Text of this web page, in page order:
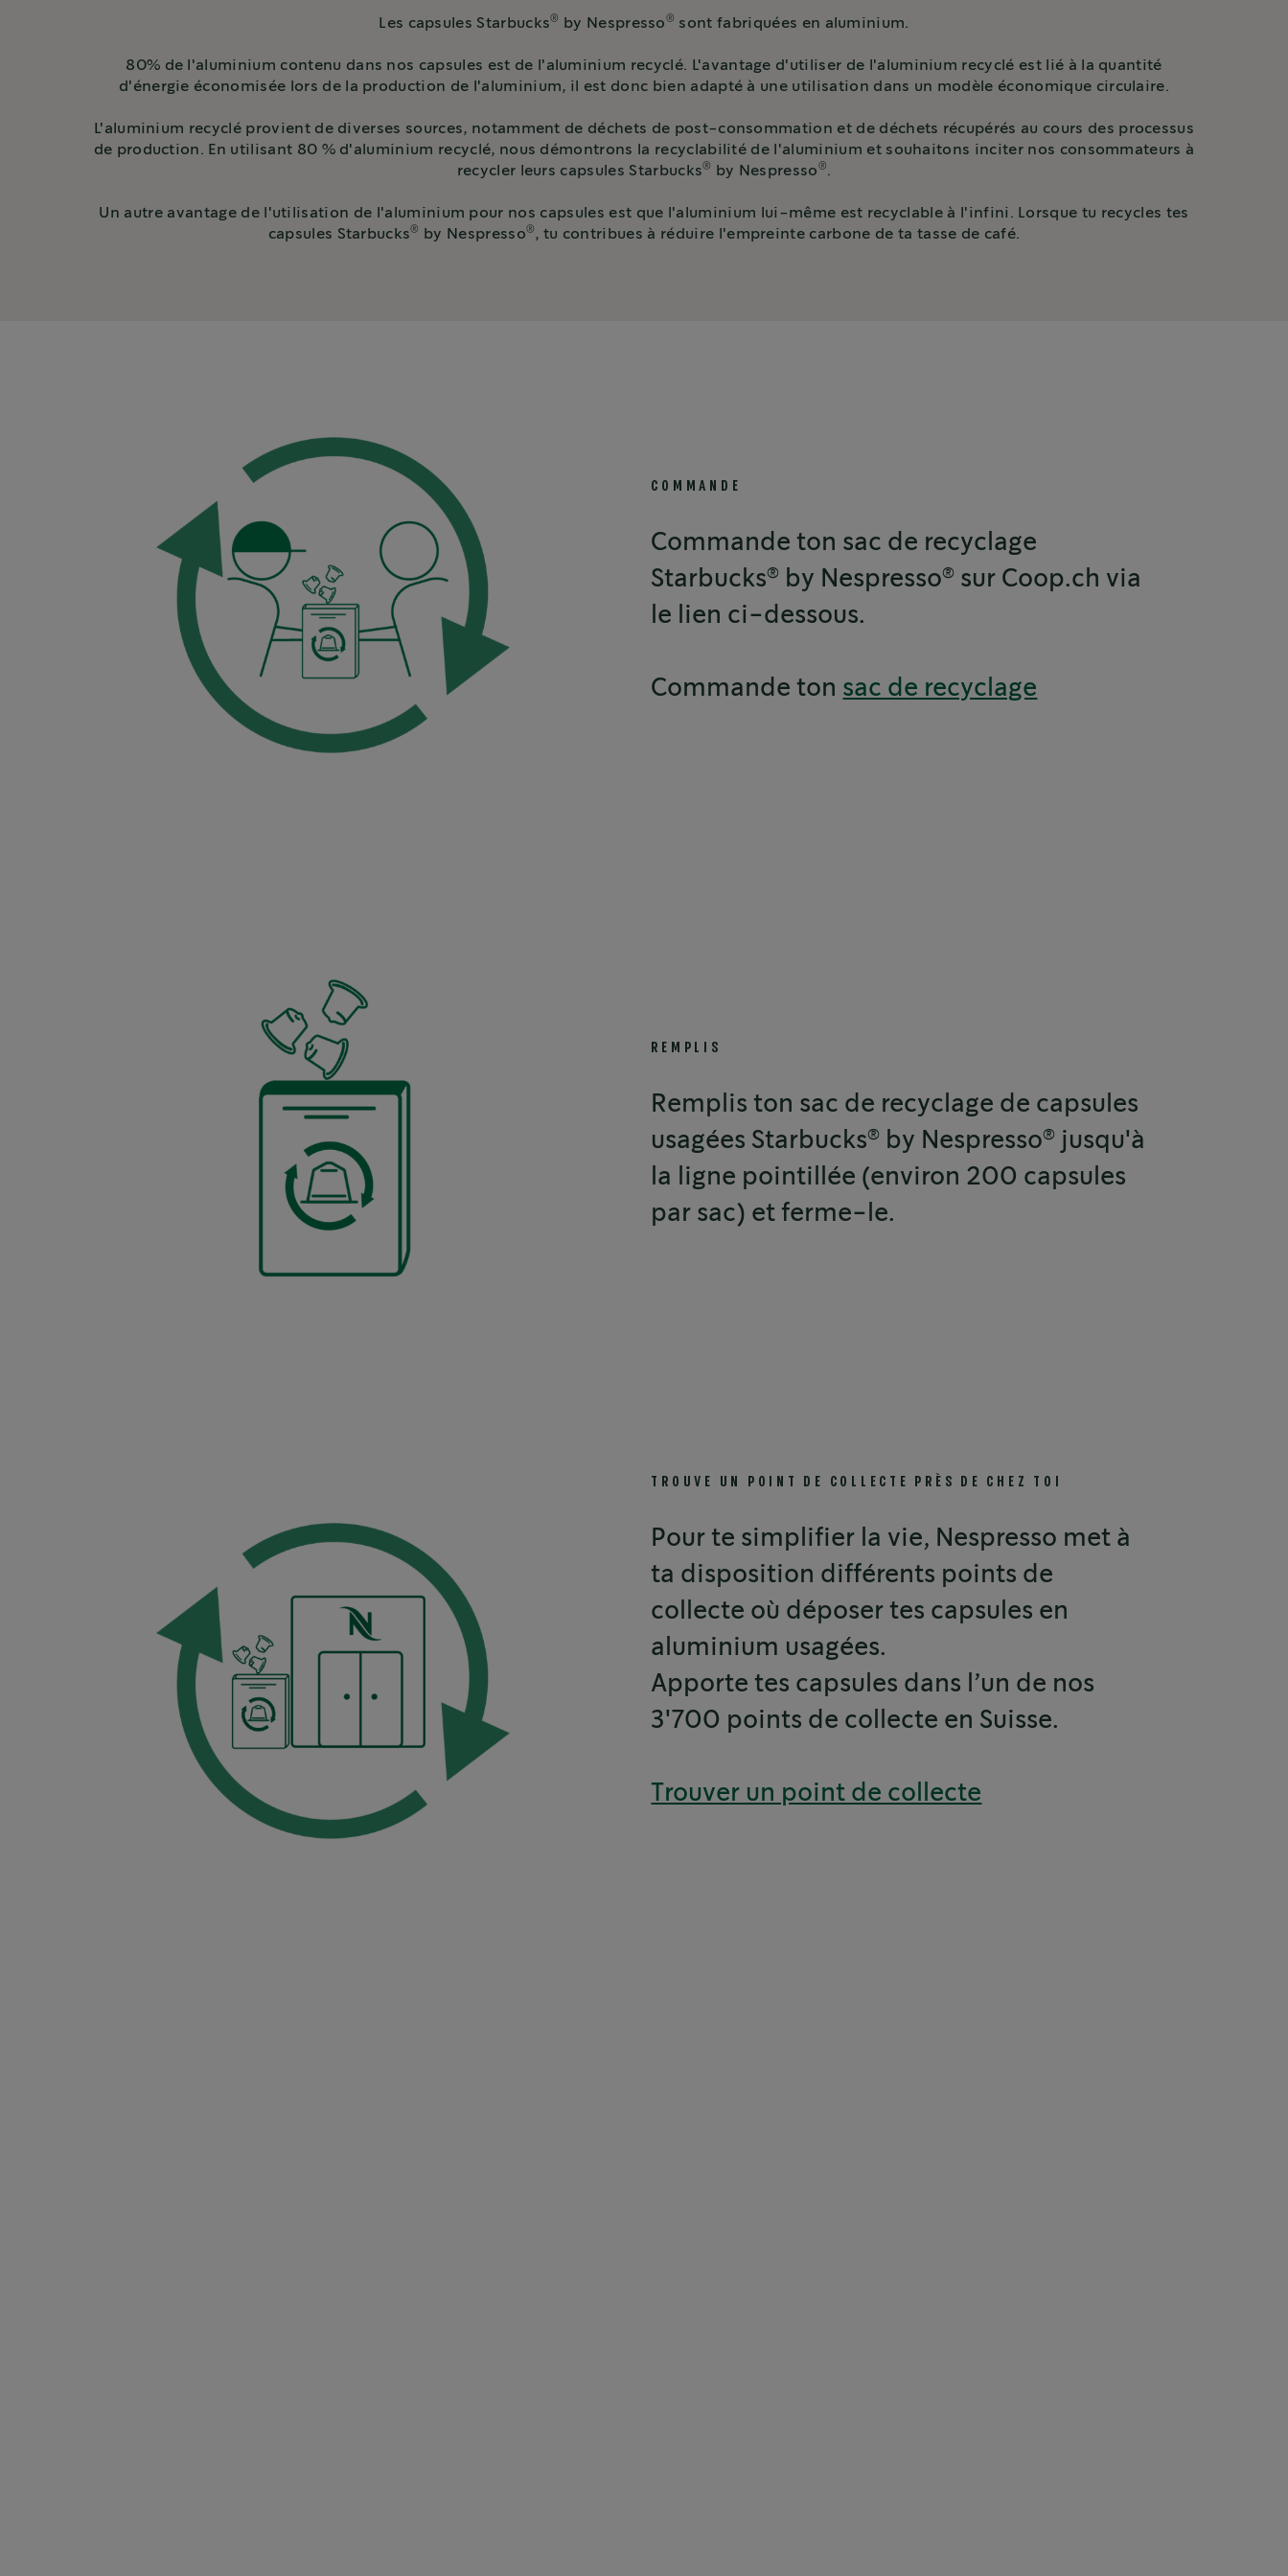
Les capsules Starbucks® by Nespresso ® sont fabriquées en aluminium.
80% de l'aluminium contenu dans nos capsules est de l'aluminium recyclé. L'avantage d'utiliser de l'aluminium recyclé est lié à la quantité
d'énergie économisée lors de la production de l'aluminium, il est donc bien adapté à une utilisation dans un modèle économique circulaire.
L'aluminium recyclé provient de diverses sources, notamment de déchets de post-consommation et de déchets récupérés au cours des processus
de production. En utilisant 80 % d'aluminium recyclé, nous démontrons la recyclabilité de l'aluminium et souhaitons inciter nos consommateurs à
recycler leurs capsules Starbucks® by Nespresso ® .
Un autre avantage de l'utilisation de l'aluminium pour nos capsules est que l'aluminium lui-même est recyclable à l'infini. Lorsque tu recycles tes
capsules Starbucks® by Nespresso® , tu contribues à réduire l'empreinte carbone de ta tasse de café.
COMMANDE
Commande ton sac de recyclage
Starbucks® by Nespresso® sur Coop.ch via
le lien ci-dessous.
Commande ton sac de recyclage
REMPLIS
Remplis ton sac de recyclage de capsules
usagées Starbucks® by Nespresso® jusqu'à
la ligne pointillée (environ 200 capsules
par sac) et ferme-le.
TROUVE UN POINT DE COLLECTE PRÈS DE CHEZ TOI
Pour te simplifier la vie, Nespresso met à
ta disposition différents points de
collecte où déposer tes capsules en
aluminium usagées.
Apporte tes capsules dans l’un de nos
3'700 points de collecte en Suisse.
Trouver un point de collecte